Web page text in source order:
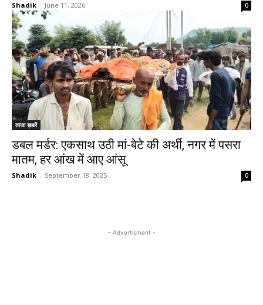
Shadik - June 11, 2026 0
ताजा ख़बरें
डबल मर्डर: एकसाथ उठी मां-बेटे की अर्थी, नगर में पसरा
मातम, हर आंख में आए आंसू
Shadik - September 18, 2025 0
- Advertisment -